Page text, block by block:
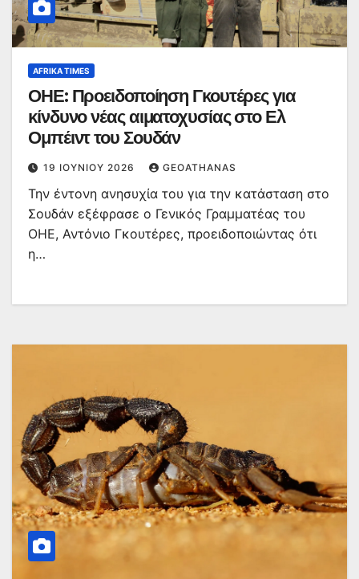
AFRIKA TIMES
ΟΗΕ: Προειδοποίηση Γκουτέρες για
κίνδυνο νέας αιματοχυσίας στο Ελ
Ομπέιντ του Σουδάν
19 ΙΟΥΝΊΟΥ 2026 GEOATHANAS
Την έντονη ανησυχία του για την κατάσταση στο
Σουδάν εξέφρασε ο Γενικός Γραμματέας του
ΟΗΕ, Αντόνιο Γκουτέρες, προειδοποιώντας ότι
η…